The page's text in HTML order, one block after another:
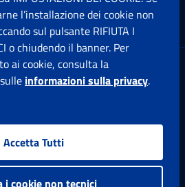
: Via Ciro il Grande, 21
una nuova finestra
una nuova finestra
Apre una nuova
Youtube: Apre una
Instagram:
l’installazione dei cookie non
sul pulsante RIFIUTA I
o chiudendo il banner. Per
ai cookie, consulta la
informazioni sulla privacy.
Accetta Tutti
i cookie non tecnici